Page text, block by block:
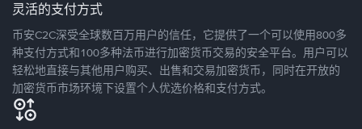
灵活的支付方式
币安C2C深受全球数百万用户的信任，它提供了一个可以使用800多
种支付方式和100多种法币进行加密货币交易的安全平台。用户可以
轻松地直接与其他用户购买、出售和交易加密货币，同时在开放的
加密货币市场环境下设置个人优选价格和支付方式。